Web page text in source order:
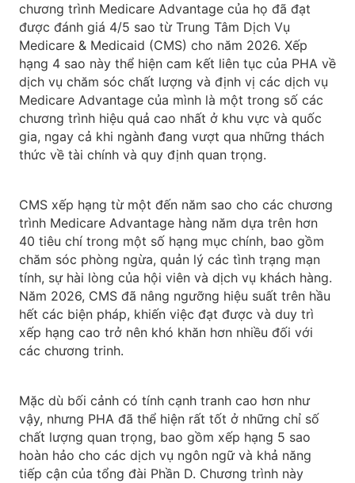
chương trình Medicare Advantage của họ đã đạt
được đánh giá 4/5 sao từ Trung Tâm Dịch Vụ
Medicare & Medicaid (CMS) cho năm 2026. Xếp
hạng 4 sao này thể hiện cam kết liên tục của PHA về
dịch vụ chăm sóc chất lượng và định vị các dịch vụ
Medicare Advantage của mình là một trong số các
chương trình hiệu quả cao nhất ở khu vực và quốc
gia, ngay cả khi ngành đang vượt qua những thách
thức về tài chính và quy định quan trọng.
CMS xếp hạng từ một đến năm sao cho các chương
trình Medicare Advantage hàng năm dựa trên hơn
40 tiêu chí trong một số hạng mục chính, bao gồm
chăm sóc phòng ngừa, quản lý các tình trạng mạn
tính, sự hài lòng của hội viên và dịch vụ khách hàng.
Năm 2026, CMS đã nâng ngưỡng hiệu suất trên hầu
hết các biện pháp, khiến việc đạt được và duy trì
xếp hạng cao trở nên khó khăn hơn nhiều đối với
các chương trinh.
Mặc dù bối cảnh có tính cạnh tranh cao hơn như
vậy, nhưng PHA đã thể hiện rất tốt ở những chỉ số
chất lượng quan trọng, bao gồm xếp hạng 5 sao
hoàn hảo cho các dịch vụ ngôn ngữ và khả năng
tiếp cận của tổng đài Phần D. Chương trình này